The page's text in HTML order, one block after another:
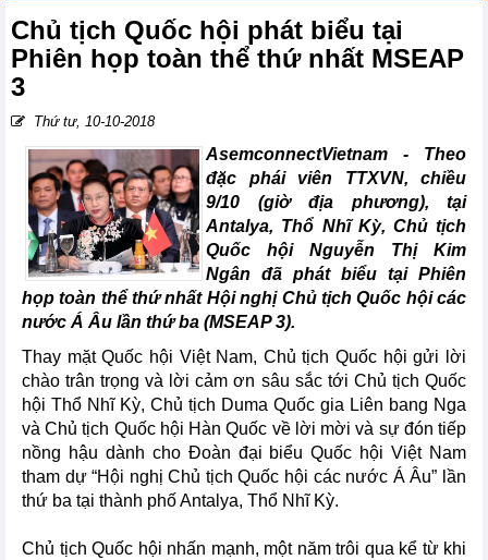
Chủ tịch Quốc hội phát biểu tại
Phiên họp toàn thể thứ nhất MSEAP
3
Thứ tư, 10-10-2018
AsemconnectVietnam - Theo
đặc phái viên TTXVN, chiều
9/10 (giờ địa phương), tại
Antalya, Thổ Nhĩ Kỳ, Chủ tịch
Quốc hội Nguyễn Thị Kim
Ngân đã phát biểu tại Phiên
họp toàn thể thứ nhất Hội nghị Chủ tịch Quốc hội các
nước Á Âu lần thứ ba (MSEAP 3).
Thay mặt Quốc hội Việt Nam, Chủ tịch Quốc hội gửi lời
chào trân trọng và lời cảm ơn sâu sắc tới Chủ tịch Quốc
hội Thổ Nhĩ Kỳ, Chủ tịch Duma Quốc gia Liên bang Nga
và Chủ tịch Quốc hội Hàn Quốc về lời mời và sự đón tiếp
nồng hậu dành cho Đoàn đại biểu Quốc hội Việt Nam
tham dự “Hội nghị Chủ tịch Quốc hội các nước Á Âu” lần
thứ ba tại thành phố Antalya, Thổ Nhĩ Kỳ.
Chủ tịch Quốc hội nhấn mạnh, một năm trôi qua kể từ khi